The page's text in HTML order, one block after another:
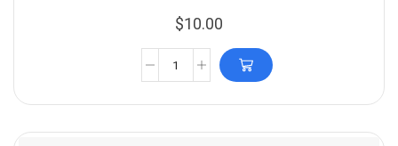
$10.00